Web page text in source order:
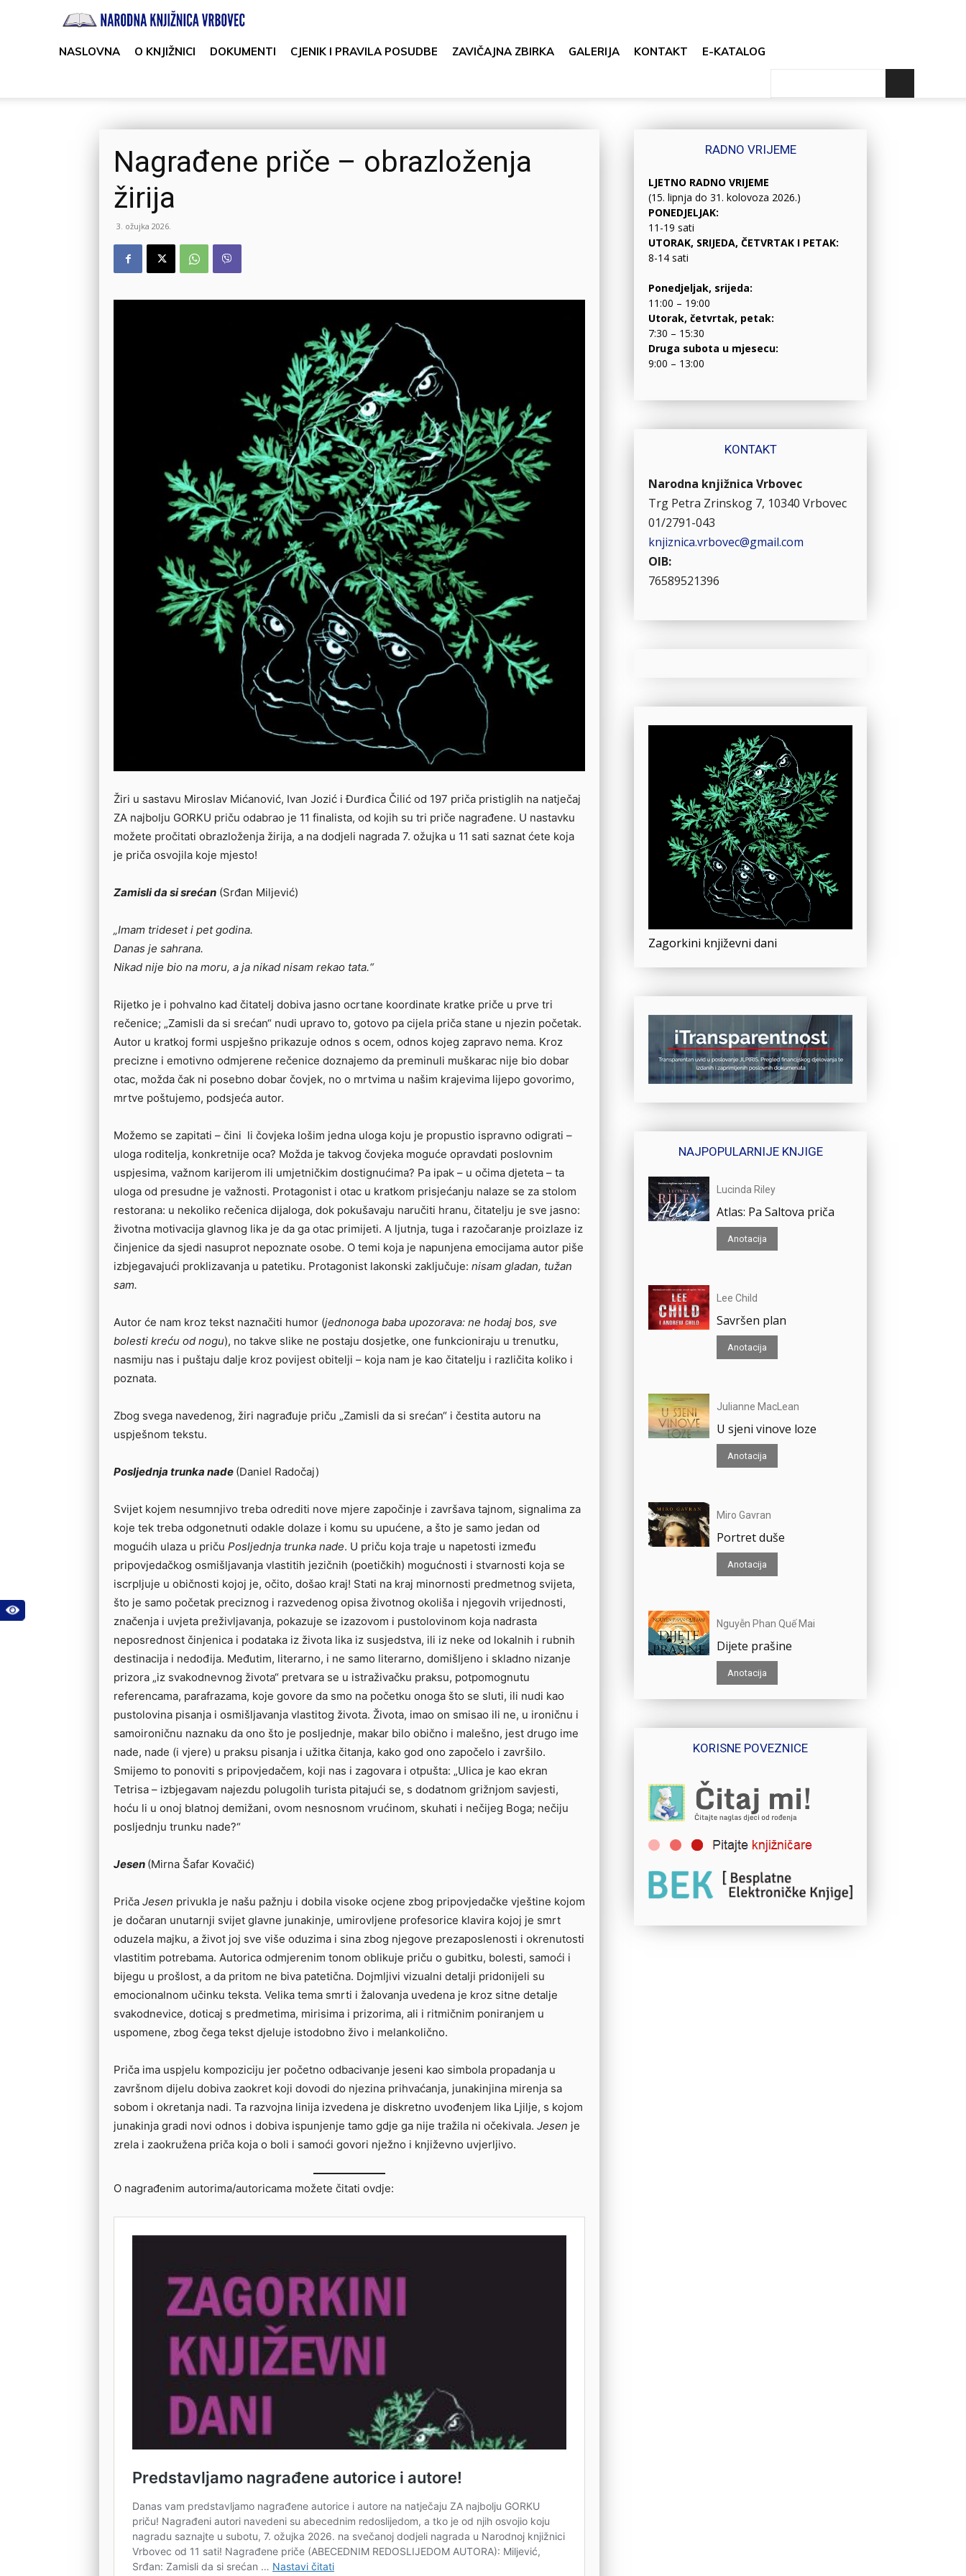
knjižnica
NASLOVNA O KNJIŽNICI DOKUMENTI CJENIK I PRAVILA POSUDBE ZAVIČAJNA ZBIRKA GALERIJA KONTAKT E-KATALOG
Nagrađene priče – obrazloženja
žirija
3. ožujka 2026.
Žiri u sastavu Miroslav Mićanović, Ivan Jozić i Đurđica Čilić od 197 priča pristiglih na natječaj
ZA najbolju GORKU priču odabrao je 11 finalista, od kojih su tri priče nagrađene. U nastavku
možete pročitati obrazloženja žirija, a na dodjeli nagrada 7. ožujka u 11 sati saznat ćete koja
je priča osvojila koje mjesto!
Zamisli da si srećan (Srđan Miljević)
„Imam trideset i pet godina.
Danas je sahrana.
Nikad nije bio na moru, a ja nikad nisam rekao tata.“
Rijetko je i pohvalno kad čitatelj dobiva jasno ocrtane koordinate kratke priče u prve tri
rečenice; „Zamisli da si srećan“ nudi upravo to, gotovo pa cijela priča stane u njezin početak.
Autor u kratkoj formi uspješno prikazuje odnos s ocem, odnos kojeg zapravo nema. Kroz
precizne i emotivno odmjerene rečenice doznajemo da preminuli muškarac nije bio dobar
otac, možda čak ni posebno dobar čovjek, no o mrtvima u našim krajevima lijepo govorimo,
mrtve poštujemo, podsjeća autor.
Možemo se zapitati – čini li čovjeka lošim jedna uloga koju je propustio ispravno odigrati –
uloga roditelja, konkretnije oca? Možda je takvog čovjeka moguće opravdati poslovnim
uspjesima, važnom karijerom ili umjetničkim dostignućima? Pa ipak – u očima djeteta – ta
uloga od presudne je važnosti. Protagonist i otac u kratkom prisjećanju nalaze se za stolom
restorana: u nekoliko rečenica dijaloga, dok pokušavaju naručiti hranu, čitatelju je sve jasno:
životna motivacija glavnog lika je da ga otac primijeti. A ljutnja, tuga i razočaranje proizlaze iz
činjenice da sjedi nasuprot nepoznate osobe. O temi koja je napunjena emocijama autor piše
izbjegavajući proklizavanja u patetiku. Protagonist lakonski zaključuje: nisam gladan, tužan
sam.
Autor će nam kroz tekst naznačiti humor (jednonoga baba upozorava: ne hodaj bos, sve
bolesti kreću od nogu), no takve slike ne postaju dosjetke, one funkcioniraju u trenutku,
nasmiju nas i puštaju dalje kroz povijest obitelji – koja nam je kao čitatelju i različita koliko i
poznata.
Zbog svega navedenog, žiri nagrađuje priču „Zamisli da si srećan“ i čestita autoru na
uspješnom tekstu.
Posljednja trunka nade (Daniel Radočaj)
Svijet kojem nesumnjivo treba odrediti nove mjere započinje i završava tajnom, signalima za
koje tek treba odgonetnuti odakle dolaze i komu su upućene, a što je samo jedan od
mogućih ulaza u priču Posljednja trunka nade. U priču koja traje u napetosti između
pripovjedačkog osmišljavanja vlastitih jezičnih (poetičkih) mogućnosti i stvarnosti koja se
iscrpljuje u običnosti kojoj je, očito, došao kraj! Stati na kraj minornosti predmetnog svijeta,
što je samo početak preciznog i razvedenog opisa životnog okoliša i njegovih vrijednosti,
značenja i uvjeta preživljavanja, pokazuje se izazovom i pustolovinom koja nadrasta
neposrednost činjenica i podataka iz života lika iz susjedstva, ili iz neke od lokalnih i rubnih
destinacija i nedođija. Međutim, literarno, i ne samo literarno, domišljeno i skladno nizanje
prizora „iz svakodnevnog života“ pretvara se u istraživačku praksu, potpomognutu
referencama, parafrazama, koje govore da smo na početku onoga što se sluti, ili nudi kao
pustolovina pisanja i osmišljavanja vlastitog života. Života, imao on smisao ili ne, u ironičnu i
samoironičnu naznaku da ono što je posljednje, makar bilo obično i malešno, jest drugo ime
nade, nade (i vjere) u praksu pisanja i užitka čitanja, kako god ono započelo i završilo.
Smijemo to ponoviti s pripovjedačem, koji nas i zagovara i otpušta: „Ulica je kao ekran
Tetrisa – izbjegavam najezdu polugolih turista pitajući se, s dodatnom grižnjom savjesti,
hoću li u onoj blatnoj demižani, ovom nesnosnom vrućinom, skuhati i nečijeg Boga; nečiju
posljednju trunku nade?“
Jesen (Mirna Šafar Kovačić)
Priča Jesen privukla je našu pažnju i dobila visoke ocjene zbog pripovjedačke vještine kojom
je dočaran unutarnji svijet glavne junakinje, umirovljene profesorice klavira kojoj je smrt
oduzela majku, a život joj sve više oduzima i sina zbog njegove prezaposlenosti i okrenutosti
vlastitim potrebama. Autorica odmjerenim tonom oblikuje priču o gubitku, bolesti, samoći i
bijegu u prošlost, a da pritom ne biva patetična. Dojmljivi vizualni detalji pridonijeli su
emocionalnom učinku teksta. Velika tema smrti i žalovanja uvedena je kroz sitne detalje
svakodnevice, doticaj s predmetima, mirisima i prizorima, ali i ritmičnim poniranjem u
uspomene, zbog čega tekst djeluje istodobno živo i melankolično.
Priča ima uspjelu kompoziciju jer početno odbacivanje jeseni kao simbola propadanja u
završnom dijelu dobiva zaokret koji dovodi do njezina prihvaćanja, junakinjina mirenja sa
sobom i okretanja nadi. Ta razvojna linija izvedena je diskretno uvođenjem lika Ljilje, s kojom
junakinja gradi novi odnos i dobiva ispunjenje tamo gdje ga nije tražila ni očekivala. Jesen je
zrela i zaokružena priča koja o boli i samoći govori nježno i književno uvjerljivo.
O nagrađenim autorima/autoricama možete čitati ovdje:
RADNO VRIJEME
LJETNO RADNO VRIJEME
(15. lipnja do 31. kolovoza 2026.)
PONEDJELJAK:
11-19 sati
UTORAK, SRIJEDA, ČETVRTAK I PETAK:
8-14 sati
Ponedjeljak, srijeda:
11:00 – 19:00
Utorak, četvrtak, petak:
7:30 – 15:30
Druga subota u mjesecu:
9:00 – 13:00
KONTAKT
Narodna knjižnica Vrbovec
Trg Petra Zrinskog 7, 10340 Vrbovec
01/2791-043
knjiznica.vrbovec@gmail.com
OIB:
76589521396
Zagorkini književni dani
NAJPOPULARNIJE KNJIGE
Lucinda Riley
Atlas: Pa Saltova priča
Anotacija
Lee Child
Savršen plan
Anotacija
Julianne MacLean
U sjeni vinove loze
Anotacija
Miro Gavran
Portret duše
Anotacija
Nguyễn Phan Quế Mai
Dijete prašine
Anotacija
KORISNE POVEZNICE